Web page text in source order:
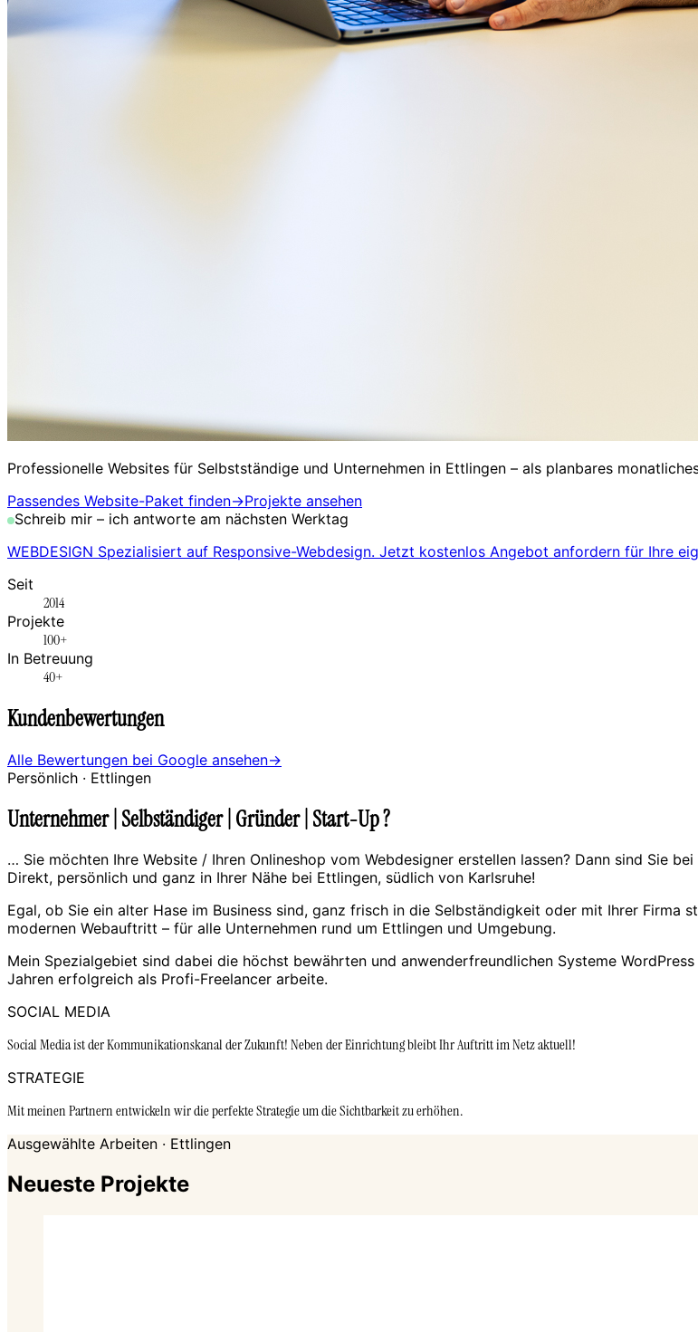
Professionelle Websites für Selbstständige und Unternehmen in Ettlingen – als planbares
Passendes Website-Paket finden→Projekte ansehen
Schreib mir – ich antworte am nächsten Werktag
WEBDESIGN Spezialisiert auf Responsive-Webdesign. Jetzt kostenlos Angebot anfordern für Ihre
Seit
2014
Projekte
100+
In Betreuung
40+
Kundenbewertungen
Alle Bewertungen bei Google ansehen→
Persönlich · Ettlingen
Unternehmer | Selbständiger | Gründer | Start-Up ?
… Sie möchten Ihre Website / Ihren Onlineshop vom Webdesigner erstellen lassen? Dann sind Sie
Direkt, persönlich und ganz in Ihrer Nähe bei Ettlingen, südlich von Karlsruhe!
Egal, ob Sie ein alter Hase im Business sind, ganz frisch in die Selbständigkeit oder mit Ihrer
modernen Webauftritt – für alle Unternehmen rund um Ettlingen und Umgebung.
Mein Spezialgebiet sind dabei die höchst bewährten und anwenderfreundlichen Systeme
Jahren erfolgreich als Profi-Freelancer arbeite.
SOCIAL MEDIA
Social Media ist der Kommunikationskanal der Zukunft! Neben der Einrichtung bleibt Ihr Auftritt im Netz aktuell!
STRATEGIE
Mit meinen Partnern entwickeln wir die perfekte Strategie um die Sichtbarkeit zu erhöhen.
Ausgewählte Arbeiten · Ettlingen
Neueste Projekte